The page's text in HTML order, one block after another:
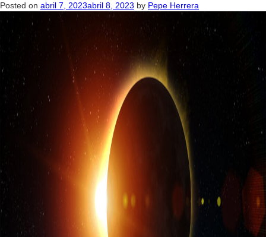
Posted on abril 7, 2023abril 8, 2023 by Pepe Herrera